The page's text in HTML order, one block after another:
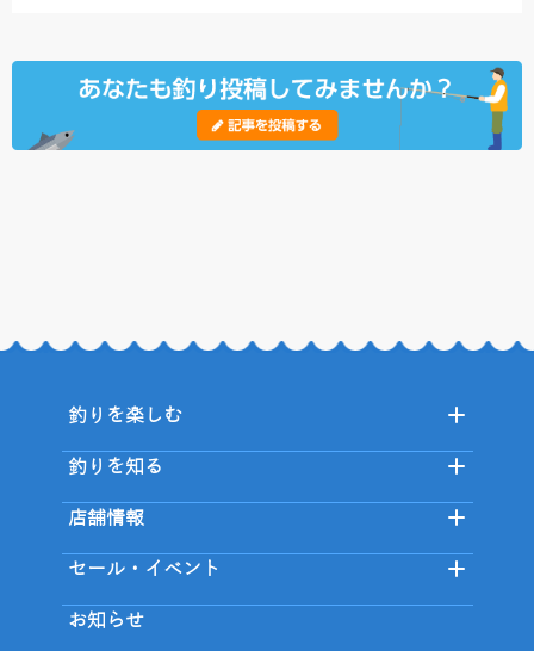
釣りを楽しむ
釣りを知る
店舗情報
セール・イベント
お知らせ